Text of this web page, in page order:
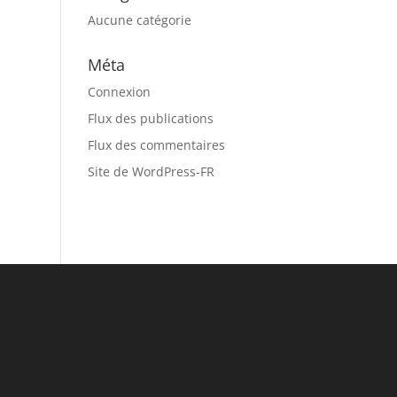
Aucune catégorie
Méta
Connexion
Flux des publications
Flux des commentaires
Site de WordPress-FR